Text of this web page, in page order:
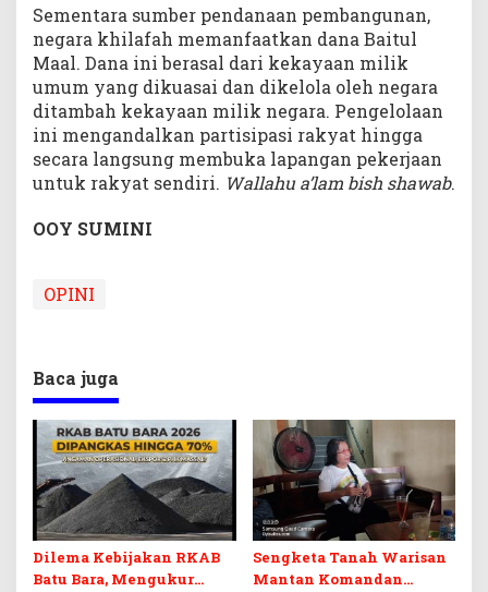
Sementara sumber pendanaan pembangunan,
negara khilafah memanfaatkan dana Baitul
Maal. Dana ini berasal dari kekayaan milik
umum yang dikuasai dan dikelola oleh negara
ditambah kekayaan milik negara. Pengelolaan
ini mengandalkan partisipasi rakyat hingga
secara langsung membuka lapangan pekerjaan
untuk rakyat sendiri. Wallahu a’lam bish shawab.
OOY SUMINI
OPINI
Baca juga
Dilema Kebijakan RKAB
Batu Bara, Mengukur
Sengketa Tanah Warisan
Mantan Komandan